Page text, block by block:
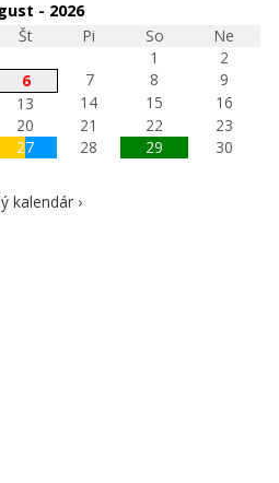
- 2026
Št Pi So
Ne
1
2
6 7 8
9
13 14 15
16
20 21 22
23
27 28 29
30
kalendár ›